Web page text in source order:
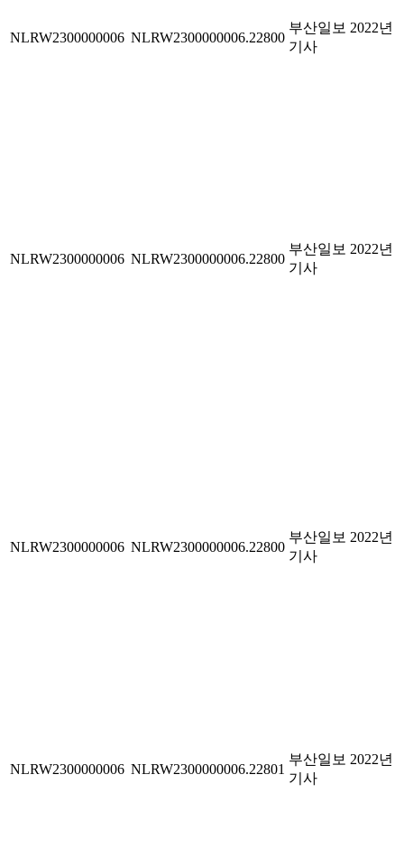
NLRW2300000006 NLRW2300000006.22800
부산일보 2022년
기사
NLRW2300000006 NLRW2300000006.22800
부산일보 2022년
기사
NLRW2300000006 NLRW2300000006.22800
부산일보 2022년
기사
NLRW2300000006 NLRW2300000006.22801
부산일보 2022년
기사